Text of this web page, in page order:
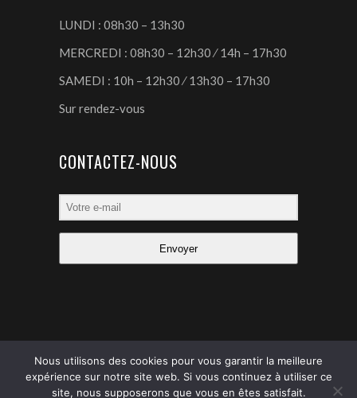
LUNDI : 08h30 – 13h30
MERCREDI : 08h30 – 12h30 ⁄ 14h – 17h30
SAMEDI : 10h – 12h30 ⁄ 13h30 – 17h30
Sur rendez-vous
CONTACTEZ-NOUS
Envoyer
Nous utilisons des cookies pour vous garantir la meilleure
expérience sur notre site web. Si vous continuez à utiliser ce
site, nous supposerons que vous en êtes satisfait.